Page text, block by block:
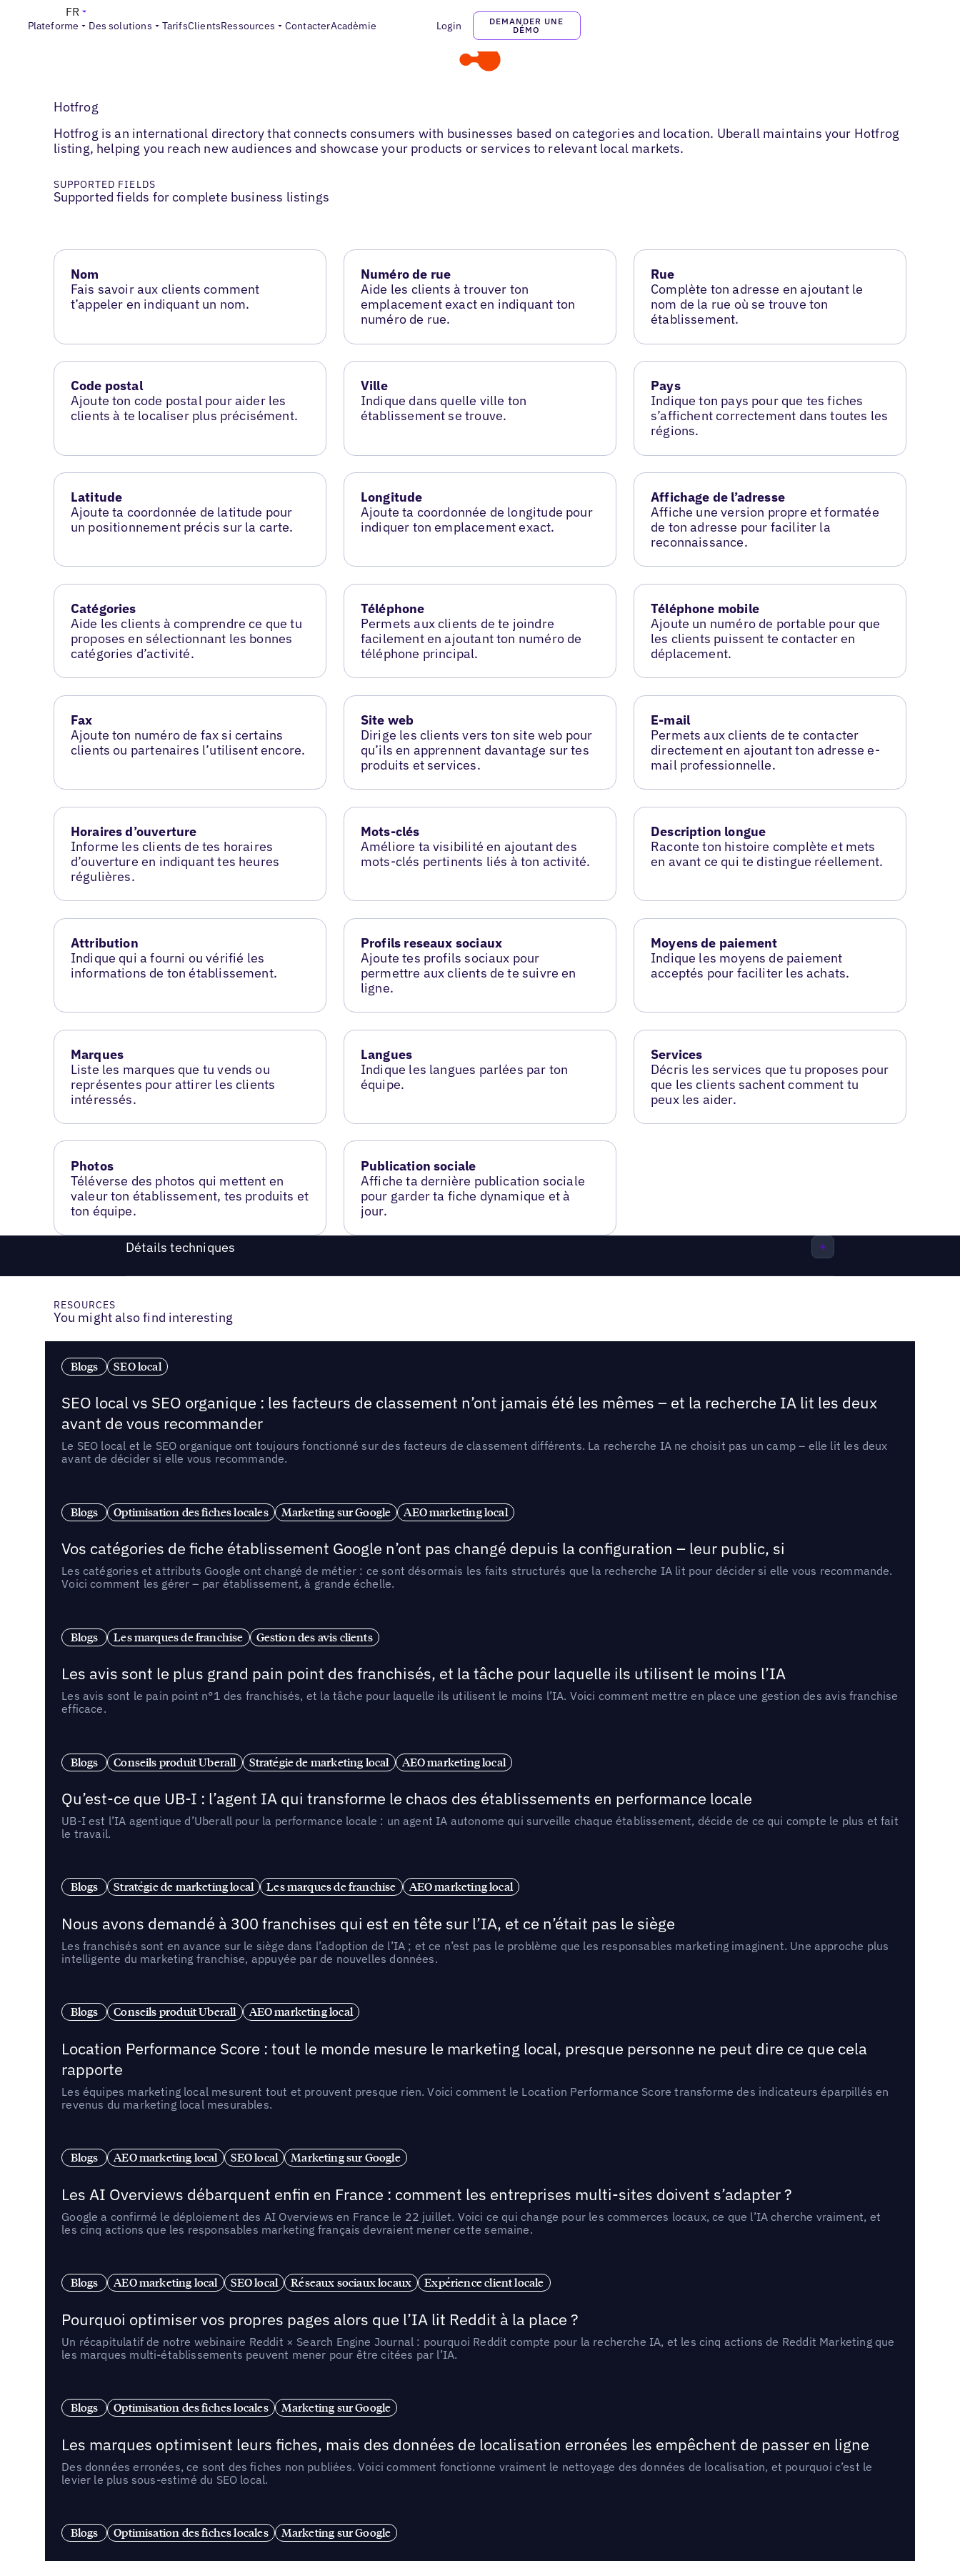
Plateforme Des solutions TarifsClientsRessources ContacterAcadèmie Login
DEMANDER UNE
DÉMO
FR
Hotfrog
Hotfrog is an international directory that connects consumers with businesses based on categories and location. Uberall maintains your Hotfrog
listing, helping you reach new audiences and showcase your products or services to relevant local markets.
SUPPORTED FIELDS
Supported fields for complete business listings
Nom
Fais savoir aux clients comment
t’appeler en indiquant un nom.
Numéro de rue
Aide les clients à trouver ton
emplacement exact en indiquant ton
numéro de rue.
Rue
Complète ton adresse en ajoutant le
nom de la rue où se trouve ton
établissement.
Code postal
Ajoute ton code postal pour aider les
clients à te localiser plus précisément.
Ville
Indique dans quelle ville ton
établissement se trouve.
Pays
Indique ton pays pour que tes fiches
s’affichent correctement dans toutes les
régions.
Latitude
Ajoute ta coordonnée de latitude pour
un positionnement précis sur la carte.
Longitude
Ajoute ta coordonnée de longitude pour
indiquer ton emplacement exact.
Affichage de l’adresse
Affiche une version propre et formatée
de ton adresse pour faciliter la
reconnaissance.
Catégories
Aide les clients à comprendre ce que tu
proposes en sélectionnant les bonnes
catégories d’activité.
Téléphone
Permets aux clients de te joindre
facilement en ajoutant ton numéro de
téléphone principal.
Téléphone mobile
Ajoute un numéro de portable pour que
les clients puissent te contacter en
déplacement.
Fax
Ajoute ton numéro de fax si certains
clients ou partenaires l’utilisent encore.
Site web
Dirige les clients vers ton site web pour
qu’ils en apprennent davantage sur tes
produits et services.
E-mail
Permets aux clients de te contacter
directement en ajoutant ton adresse e-
mail professionnelle.
Horaires d’ouverture
Informe les clients de tes horaires
d’ouverture en indiquant tes heures
régulières.
Mots-clés
Améliore ta visibilité en ajoutant des
mots-clés pertinents liés à ton activité.
Description longue
Raconte ton histoire complète et mets
en avant ce qui te distingue réellement.
Attribution
Indique qui a fourni ou vérifié les
informations de ton établissement.
Profils reseaux sociaux
Ajoute tes profils sociaux pour
permettre aux clients de te suivre en
ligne.
Moyens de paiement
Indique les moyens de paiement
acceptés pour faciliter les achats.
Marques
Liste les marques que tu vends ou
représentes pour attirer les clients
intéressés.
Langues
Indique les langues parlées par ton
équipe.
Services
Décris les services que tu proposes pour
que les clients sachent comment tu
peux les aider.
Photos
Téléverse des photos qui mettent en
valeur ton établissement, tes produits et
ton équipe.
Publication sociale
Affiche ta dernière publication sociale
pour garder ta fiche dynamique et à
jour.
Détails techniques
RESOURCES
You might also find interesting
Blogs SEO local
SEO local vs SEO organique : les facteurs de classement n’ont jamais été les mêmes – et la recherche IA lit les deux
avant de vous recommander
Le SEO local et le SEO organique ont toujours fonctionné sur des facteurs de classement différents. La recherche IA ne choisit pas un camp – elle lit les deux
avant de décider si elle vous recommande.
Blogs Optimisation des fiches locales Marketing sur Google AEO marketing local
Vos catégories de fiche établissement Google n’ont pas changé depuis la configuration – leur public, si
Les catégories et attributs Google ont changé de métier : ce sont désormais les faits structurés que la recherche IA lit pour décider si elle vous recommande.
Voici comment les gérer – par établissement, à grande échelle.
Blogs Les marques de franchise Gestion des avis clients
Les avis sont le plus grand pain point des franchisés, et la tâche pour laquelle ils utilisent le moins l’IA
Les avis sont le pain point n°1 des franchisés, et la tâche pour laquelle ils utilisent le moins l’IA. Voici comment mettre en place une gestion des avis franchise
efficace.
Blogs Conseils produit Uberall Stratégie de marketing local AEO marketing local
Qu’est-ce que UB-I : l’agent IA qui transforme le chaos des établissements en performance locale
UB-I est l’IA agentique d’Uberall pour la performance locale : un agent IA autonome qui surveille chaque établissement, décide de ce qui compte le plus et fait
le travail.
Blogs Stratégie de marketing local Les marques de franchise AEO marketing local
Nous avons demandé à 300 franchises qui est en tête sur l’IA, et ce n’était pas le siège
Les franchisés sont en avance sur le siège dans l’adoption de l’IA ; et ce n’est pas le problème que les responsables marketing imaginent. Une approche plus
intelligente du marketing franchise, appuyée par de nouvelles données.
Blogs Conseils produit Uberall AEO marketing local
Location Performance Score : tout le monde mesure le marketing local, presque personne ne peut dire ce que cela
rapporte
Les équipes marketing local mesurent tout et prouvent presque rien. Voici comment le Location Performance Score transforme des indicateurs éparpillés en
revenus du marketing local mesurables.
Blogs AEO marketing local SEO local Marketing sur Google
Les AI Overviews débarquent enfin en France : comment les entreprises multi-sites doivent s’adapter ?
Google a confirmé le déploiement des AI Overviews en France le 22 juillet. Voici ce qui change pour les commerces locaux, ce que l’IA cherche vraiment, et
les cinq actions que les responsables marketing français devraient mener cette semaine.
Blogs AEO marketing local SEO local Réseaux sociaux locaux Expérience client locale
Pourquoi optimiser vos propres pages alors que l’IA lit Reddit à la place ?
Un récapitulatif de notre webinaire Reddit × Search Engine Journal : pourquoi Reddit compte pour la recherche IA, et les cinq actions de Reddit Marketing que
les marques multi-établissements peuvent mener pour être citées par l’IA.
Blogs Optimisation des fiches locales Marketing sur Google
Les marques optimisent leurs fiches, mais des données de localisation erronées les empêchent de passer en ligne
Des données erronées, ce sont des fiches non publiées. Voici comment fonctionne vraiment le nettoyage des données de localisation, et pourquoi c’est le
levier le plus sous-estimé du SEO local.
Blogs Optimisation des fiches locales Marketing sur Google